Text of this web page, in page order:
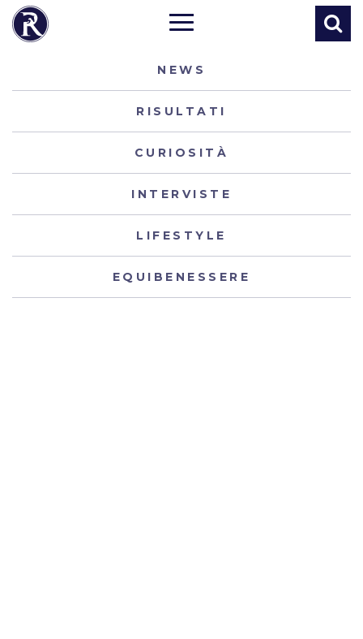
NEWS
RISULTATI
CURIOSITÀ
INTERVISTE
LIFESTYLE
EQUIBENESSERE